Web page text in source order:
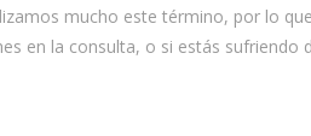
mucho este término, por lo
en la consulta, o si estás